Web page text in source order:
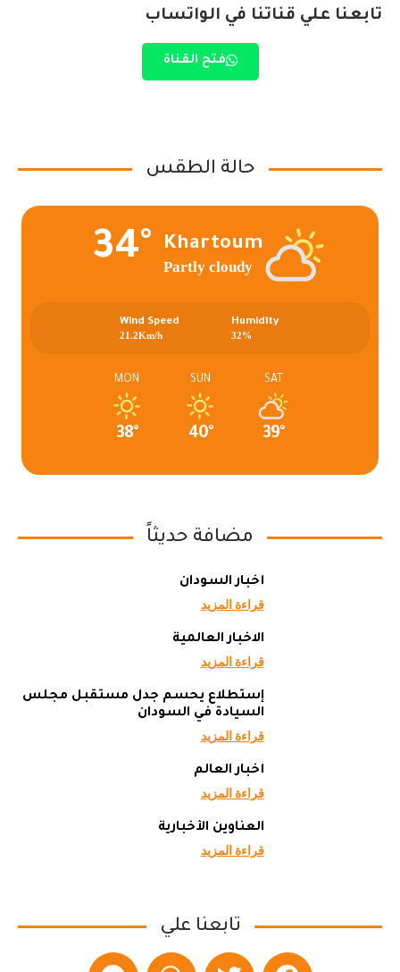
تابعنا علي قناتنا في الواتساب
فتح القناة
حالة الطقس
Khartoum
Partly cloudy
34°
Humidity
32%
Wind Speed
21.2Km/h
SAT
39°
SUN
40°
MON
38°
مضافة حديثاً
أخبار السودان
قراءة المزيد
الاخبار العالمية
قراءة المزيد
إستطلاع يحسم جدل مستقبل مجلس
السيادة في السودان
قراءة المزيد
أخبار العالم
قراءة المزيد
العناوين الأخبارية
قراءة المزيد
تابعنا علي